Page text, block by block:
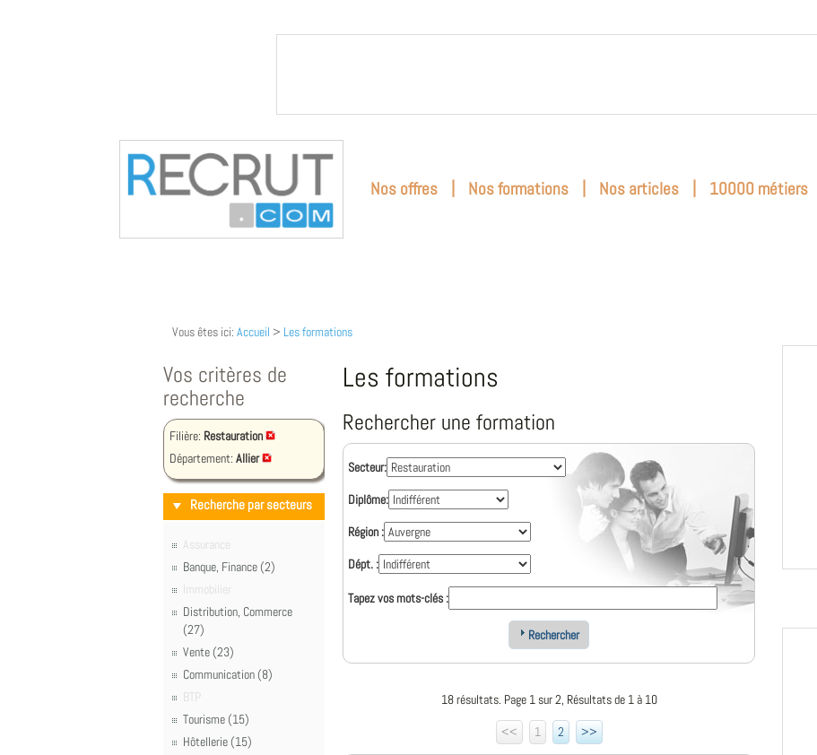
Nos offres | Nos formations | Nos articles | 10000 métiers
Vous êtes ici: Accueil > Les formations
Vos critères de
recherche
Filière: Restauration
Département: Allier
Recherche par secteurs
Assurance
Banque, Finance (2)
Immobilier
Distribution, Commerce
(27)
Vente (23)
Communication (8)
BTP
Tourisme (15)
Hôtellerie (15)
Les formations
Rechercher une formation
Secteur:
Diplôme:
Région :
Dépt. :
Tapez vos mots-clés :
Rechercher
18 résultats. Page 1 sur 2, Résultats de 1 à 10
<<
1 2 >>